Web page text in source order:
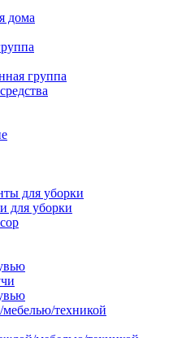
дома
группа
для уборки
для уборки
техникой